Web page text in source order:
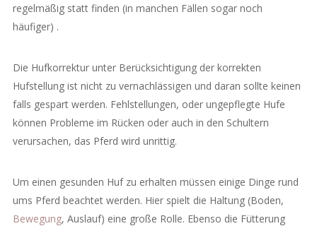
regelmäßig statt finden (in manchen Fällen sogar noch
häufiger) .
Die Hufkorrektur unter Berücksichtigung der korrekten
Hufstellung ist nicht zu vernachlässigen und daran sollte keinen
falls gespart werden. Fehlstellungen, oder ungepflegte Hufe
können Probleme im Rücken oder auch in den Schultern
verursachen, das Pferd wird unrittig.
Um einen gesunden Huf zu erhalten müssen einige Dinge rund
ums Pferd beachtet werden. Hier spielt die Haltung (Boden,
Bewegung, Auslauf) eine große Rolle. Ebenso die Fütterung